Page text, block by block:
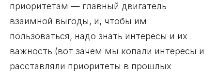
приоритетам — главный двигатель
взаимной выгоды, и, чтобы им
пользоваться, надо знать интересы и их
важность (вот зачем мы копали интересы и
расставляли приоритеты в прошлых